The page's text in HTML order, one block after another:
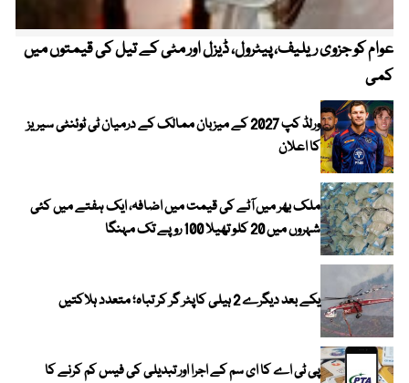
عوام کو جزوی ریلیف، پیٹرول، ڈیزل اور مٹی کے تیل کی قیمتوں میں
کمی
ورلڈ کپ 2027 کے میزبان ممالک کے درمیان ٹی ٹوئنٹی سیریز
کا اعلان
ملک بھر میں آٹے کی قیمت میں اضافہ، ایک ہفتے میں کئی
شہروں میں 20 کلو تھیلا 100 روپے تک مہنگا
یکے بعد دیگرے 2 ہیلی کاپٹر گر کر تباہ؛ متعدد ہلاکتیں
پی ٹی اے کا ای سم کے اجرا اور تبدیلی کی فیس کم کرنے کا